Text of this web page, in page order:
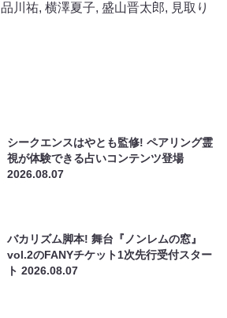
品川祐, 横澤夏子, 盛山晋太郎, 見取り
シークエンスはやとも監修! ペアリング霊
視が体験できる占いコンテンツ登場
2026.08.07
バカリズム脚本! 舞台『ノンレムの窓』
vol.2のFANYチケット1次先行受付スター
ト2026.08.07